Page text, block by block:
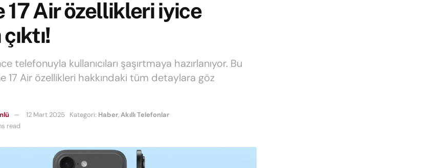
17 Air özellikleri iyice
telefonuyla kullanıcıları şaşırtmaya hazırlanıyor. Bu
17 Air özellikleri hakkındaki tüm detaylara göz
12 Mart 2025 Kategori: Haber,Akıllı Telefonlar
read